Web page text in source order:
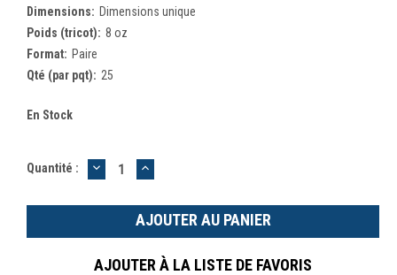
Dimensions: Dimensions unique
Poids (tricot): 8 oz
Format: Paire
Qté (par pqt): 25
En Stock
Quantité : DIMINUER
LA
:
AUGMENTER
LA
:
AJOUTER À LA LISTE DE FAVORIS